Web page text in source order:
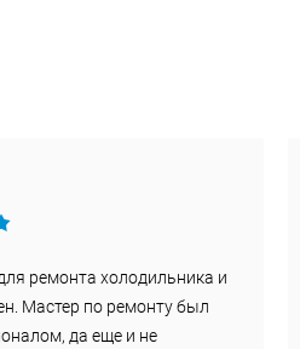
ремонта холодильника и
Мастер по ремонту был
да еще и не